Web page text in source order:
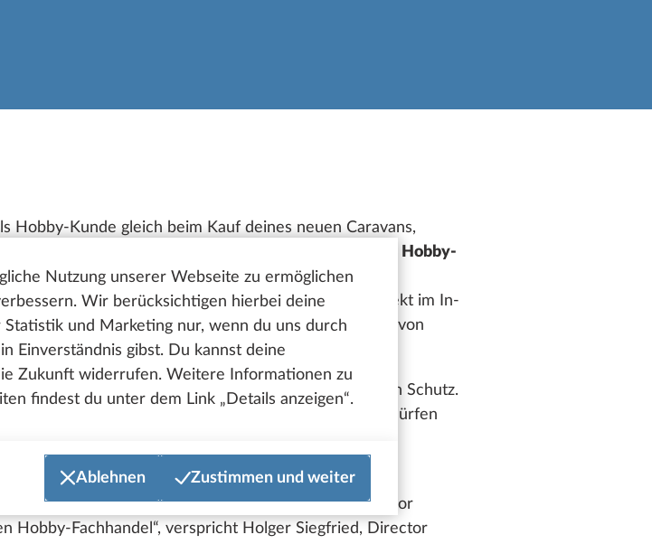
Nutzung unserer Webseite zu ermöglichen
Wir berücksichtigen hierbei deine
und Marketing nur, wenn du uns durch
Einverständnis gibst. Du kannst deine
Zukunft widerrufen. Weitere Informationen zu
findest du unter dem Link „Details anzeigen“.
Ablehnen Zustimmen und weiter
Hobby-Kunde gleich beim Kauf deines neuen Caravans,
ab. Danach wird dir deine ganz persönliche
Hobby-
, Vertrags- und Fahrzeugdaten zugestellt. Damit
mit dem sichergestellt wird, dass du bei einem Defekt im In-
Das Kundenkontakt-Programm wird vollständig von
nicht nur bei einem Neuabschluss für langfristigen Schutz.
jährlich um 12 Monate verlängert werden. Dabei dürfen
allerdings nicht mehr als 200.000 Kilometer
sowohl für Hobby-Kunden, die zuverlässig vor
Hobby-Fachhandel“, verspricht Holger Siegfried, Director